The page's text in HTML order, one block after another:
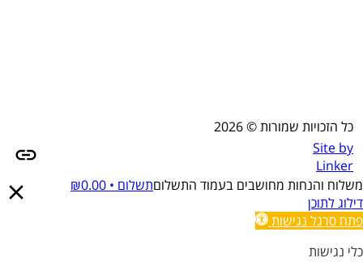
כל הזכויות שמורות © 2026
Site by
Linker
משלוח והנחות מחושבים בעמוד התשלוםתשלום • ₪0.00
דילוג לתוכן
פתח סרגל נגישות
כלי נגישות